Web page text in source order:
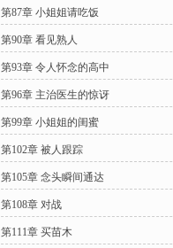
第87章 小姐姐请吃饭
第90章 看见熟人
第93章 令人怀念的高中
第96章 主治医生的惊讶
第99章 小姐姐的闺蜜
第102章 被人跟踪
第105章 念头瞬间通达
第108章 对战
第111章 买苗木